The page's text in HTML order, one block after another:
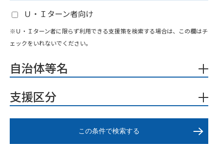
Ｕ・Ｉターン者向け
※Ｕ・Ｉターン者に限らず利用できる支援策を検索する場合は、この欄はチ
ェックをいれないでください。
自治体等名
支援区分
この条件で検索する